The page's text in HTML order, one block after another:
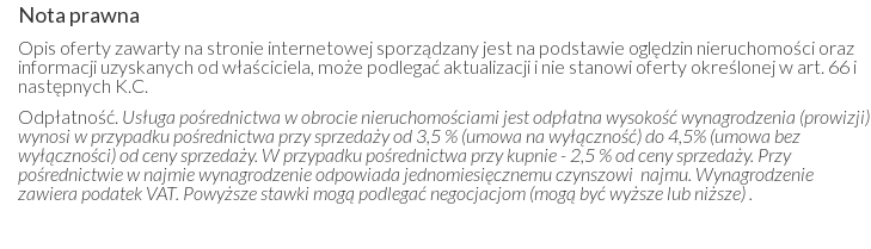
Nota prawna
Opis oferty zawarty na stronie internetowej sporządzany jest na podstawie oględzin nieruchomości oraz
informacji uzyskanych od właściciela, może podlegać aktualizacji i nie stanowi oferty określonej w art. 66 i
następnych K.C.
Odpłatność. Usługa pośrednictwa w obrocie nieruchomościami jest odpłatna wysokość wynagrodzenia (prowizji)
wynosi w przypadku pośrednictwa przy sprzedaży od 3,5 % (umowa na wyłączność) do 4,5% (umowa bez
wyłączności) od ceny sprzedaży. W przypadku pośrednictwa przy kupnie - 2,5 % od ceny sprzedaży. Przy
pośrednictwie w najmie wynagrodzenie odpowiada jednomiesięcznemu czynszowi najmu. Wynagrodzenie
zawiera podatek VAT. Powyższe stawki mogą podlegać negocjacjom (mogą być wyższe lub niższe) .